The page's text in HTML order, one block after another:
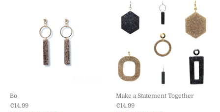
Bo
€14,99
Make a Statement Together
€14,99